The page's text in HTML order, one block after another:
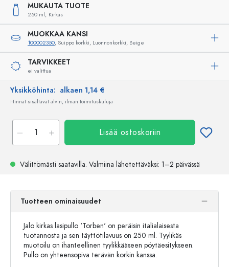
MUKAUTA TUOTE
250 ml, Kirkas
MUOKKAA KANSI
100002350, Suippo korkki, Luonnonkorkki, Beige
TARVIKKEET
ei valittua
Yksikköhinta: alkaen 1,14 €
Hinnat sisältävät alv:n, ilman toimituskuluja
Lisää ostoskoriin
Välittömästi saatavilla. Valmiina lähetettäväksi: 1–2 päivässä
Tuotteen ominaisuudet
Jalo kirkas lasipullo 'Torben' on peräisin italialaisesta
tuotannosta ja sen täyttötilavuus on 250 ml. Tyylikäs
muotoilu on ihanteellinen tyylikkääseen pöytäesitykseen.
Pullo on yhteensopiva terävän korkin kanssa.